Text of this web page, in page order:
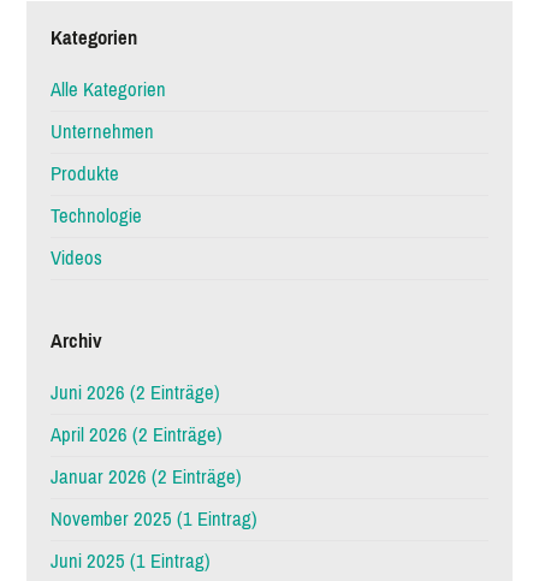
Kategorien
Alle Kategorien
Unternehmen
Produkte
Technologie
Videos
Archiv
Juni 2026 (2 Einträge)
April 2026 (2 Einträge)
Januar 2026 (2 Einträge)
November 2025 (1 Eintrag)
Juni 2025 (1 Eintrag)